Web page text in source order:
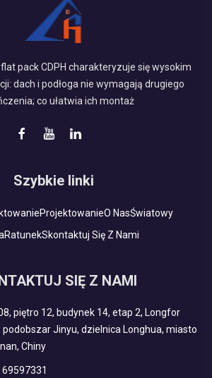
pack CDPH charakteryzuje się wysokim
dach i podłoga nie wymagają drugiego
co ułatwia ich montaż
Szybkie linki
ProjektowanieO NasŚwiatowy
RatunekSkontaktuj Się Z Nami
SIĘ Z NAMI
piętro 12, budynek 14, etap 2, Longfor
podobszar Jinyu, dzielnica Longhua, miasto
Chiny